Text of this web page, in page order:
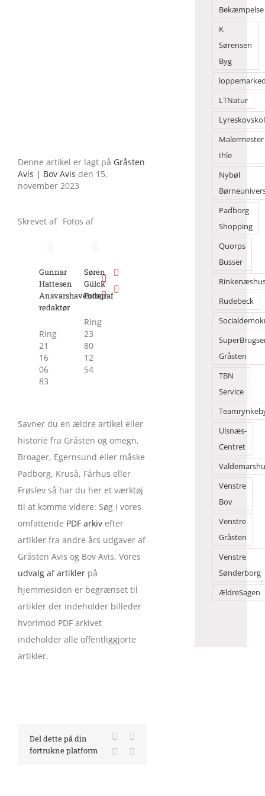
Denne artikel er lagt på Gråsten
Avis | Bov Avis den 15.
november 2023
Skrevet af
Gunnar
Hattesen
Ansvarshavende
redaktør
Ring
21
16
06
83
Fotos af
Søren
Gülck
Fotograf
Ring
23
80
12
54
Savner du en ældre artikel eller
historie fra Gråsten og omegn,
Broager, Egernsund eller måske
Padborg, Kruså, Fårhus eller
Frøslev så har du her et værktøj
til at komme videre: Søg i vores
omfattende PDF arkiv efter
artikler fra andre års udgaver af
Gråsten Avis og Bov Avis. Vores
udvalg af artiklerpå
hjemmesiden er begrænset til
artikler der indeholder billeder
hvorimod PDF arkivet
indeholder alle offentliggjorte
artikler.
Del dette på din
fortrukne platform
Facebook
LinkedIn
Bekæmpelse
K
Sørensen
Byg
LTNatur
Malermester
Ihle
Nybøl
Padborg
Shopping
Quorps
Busser
Rudebeck
Gråsten
TBN
Service
Ulsnæs-
Centret
Venstre
Bov
Venstre
Gråsten
Venstre
Sønderborg
ÆldreSagen